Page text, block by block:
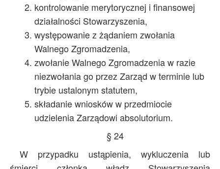
kontrolowanie merytorycznej i finansowej
działalności Stowarzyszenia,
występowanie z żądaniem zwołania
Walnego Zgromadzenia,
zwołanie Walnego Zgromadzenia w razie
niezwołania go przez Zarząd w terminie lub
trybie ustalonym statutem,
składanie wniosków w przedmiocie
udzielenia Zarządowi absolutorium.
§ 24
W przypadku ustąpienia, wykluczenia lub